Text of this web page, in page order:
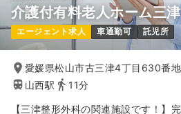
介護付有料老人ホーム三
エージェント求人 車通勤可 託児所
愛媛県松山市古三津4丁目630番地
山西駅
11分
【三津整形外科の関連施設です！】